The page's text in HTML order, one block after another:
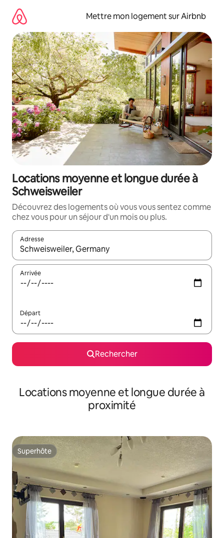
directement
contenu
Mettre mon logement sur Airbnb
Locations moyenne et longue durée à
Schweisweiler
Découvrez des logements où vous vous sentez comme
chez vous pour un séjour d'un mois ou plus.
Adresse
Lorsque les résultats s'affichent, utilisez les flèches vers le
Arrivée
Départ
Rechercher
Locations moyenne et longue durée à
proximité
Superhôte
Superhôte